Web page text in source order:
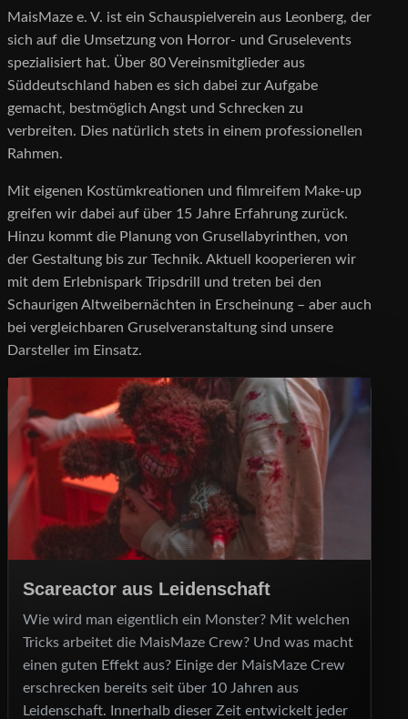
MaisMaze e. V. ist ein Schauspielverein aus Leonberg, der
sich auf die Umsetzung von Horror- und Gruselevents
spezialisiert hat. Über 80 Vereinsmitglieder aus
Süddeutschland haben es sich dabei zur Aufgabe
gemacht, bestmöglich Angst und Schrecken zu
verbreiten. Dies natürlich stets in einem professionellen
Rahmen.
Mit eigenen Kostümkreationen und filmreifem Make-up
greifen wir dabei auf über 15 Jahre Erfahrung zurück.
Hinzu kommt die Planung von Grusellabyrinthen, von
der Gestaltung bis zur Technik. Aktuell kooperieren wir
mit dem Erlebnispark Tripsdrill und treten bei den
Schaurigen Altweibernächten in Erscheinung – aber auch
bei vergleichbaren Gruselveranstaltung sind unsere
Darsteller im Einsatz.
Scareactor aus Leidenschaft
Wie wird man eigentlich ein Monster? Mit welchen
Tricks arbeitet die MaisMaze Crew? Und was macht
einen guten Effekt aus? Einige der MaisMaze Crew
erschrecken bereits seit über 10 Jahren aus
Leidenschaft. Innerhalb dieser Zeit entwickelt jeder